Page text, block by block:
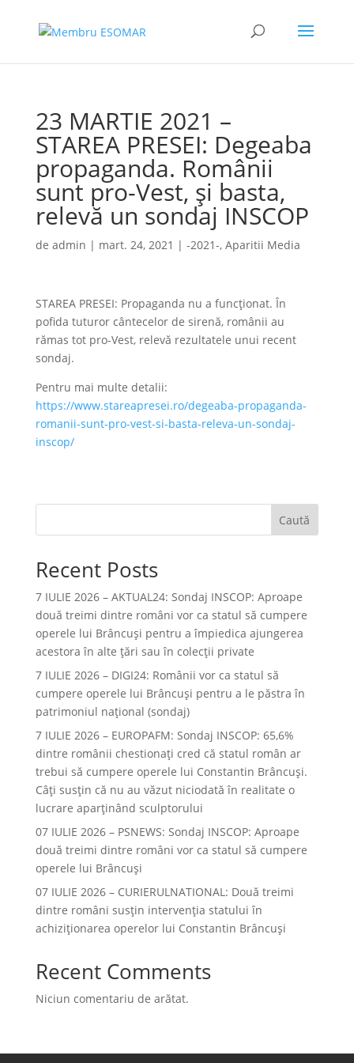
23 MARTIE 2021 –
STAREA PRESEI: Degeaba
propaganda. Românii
sunt pro-Vest, şi basta,
relevă un sondaj INSCOP
de admin | mart. 24, 2021 | -2021-, Aparitii Media
STAREA PRESEI: Propaganda nu a funcţionat. În
pofida tuturor cântecelor de sirenă, românii au
rămas tot pro-Vest, relevă rezultatele unui recent
sondaj.
Pentru mai multe detalii:
https://www.stareapresei.ro/degeaba-propaganda-
romanii-sunt-pro-vest-si-basta-releva-un-sondaj-
inscop/
Caută
Recent Posts
7 IULIE 2026 – AKTUAL24: Sondaj INSCOP: Aproape
două treimi dintre români vor ca statul să cumpere
operele lui Brâncuşi pentru a împiedica ajungerea
acestora în alte ţări sau în colecţii private
7 IULIE 2026 – DIGI24: Românii vor ca statul să
cumpere operele lui Brâncuși pentru a le păstra în
patrimoniul național (sondaj)
7 IULIE 2026 – EUROPAFM: Sondaj INSCOP: 65,6%
dintre românii chestionați cred că statul român ar
trebui să cumpere operele lui Constantin Brâncuși.
Câți susțin că nu au văzut niciodată în realitate o
lucrare aparținând sculptorului
07 IULIE 2026 – PSNEWS: Sondaj INSCOP: Aproape
două treimi dintre români vor ca statul să cumpere
operele lui Brâncuși
07 IULIE 2026 – CURIERULNATIONAL: Două treimi
dintre români susțin intervenția statului în
achiziționarea operelor lui Constantin Brâncuși
Recent Comments
Niciun comentariu de arătat.